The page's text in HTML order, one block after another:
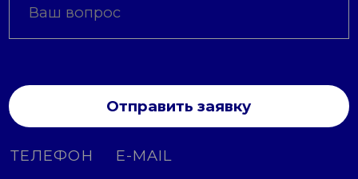
Отправить заявку
ТЕЛЕФОН E-MAIL